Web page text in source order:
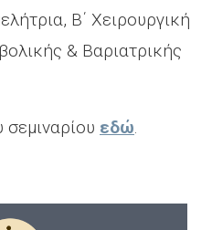
Β΄ Χειρουργική
& Βαριατρικής
εδώ.